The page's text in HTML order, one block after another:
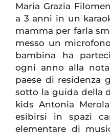
Maria Grazia
a 3 anni in un
mamma per farla
messo un
bambina ha
ogni anno alla
paese di residenza
sotto la guida della
kids Antonia
esibirsi in spazi
elementare di